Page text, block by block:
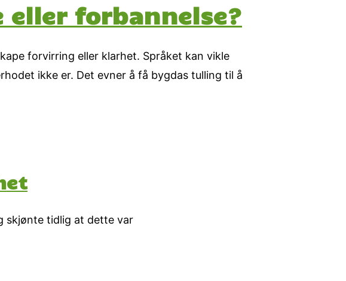
eller forbannelse?
forvirring eller klarhet. Språket kan vikle
ikke er. Det evner å få bygdas tulling til å
skjønte tidlig at dette var